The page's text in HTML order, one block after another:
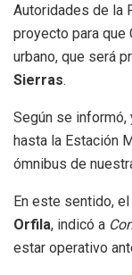
Autoridades de la
proyecto para que
urbano, que será
Sierras.
Según se informó,
hasta la Estación
ómnibus de
En este sentido,
Orfila, indicó a
estar operativo